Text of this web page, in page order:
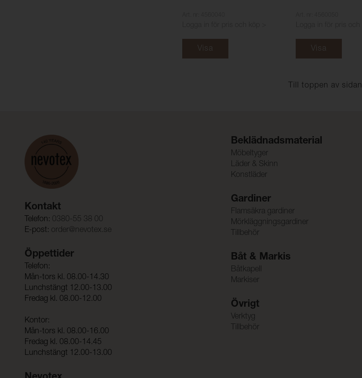
Visa Visa
Till toppen av sidan
Kontakt
Telefon: 0380-55 38 00
E-post: order@nevotex.se
Öppettider
Telefon:
Mån-tors kl. 08.00-14.30
Lunchstängt 12.00-13.00
Fredag kl. 08.00-12.00
Kontor:
Mån-tors kl. 08.00-16.00
Fredag kl. 08.00-14.45
Lunchstängt 12.00-13.00
Beklädnadsmaterial
Möbeltyger
Läder & Skinn
Konstläder
Gardiner
Flamsäkra gardiner
Mörkläggningsgardiner
Tillbehör
Båt & Markis
Båtkapell
Markiser
Övrigt
Verktyg
Tillbehör